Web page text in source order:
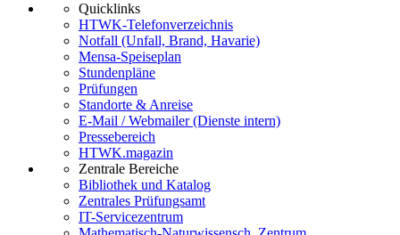
Quicklinks
HTWK-Telefonverzeichnis
Notfall (Unfall, Brand, Havarie)
Mensa-Speiseplan
Stundenpläne
Prüfungen
Standorte & Anreise
E-Mail / Webmailer (Dienste intern)
Pressebereich
HTWK.magazin
Zentrale Bereiche
Bibliothek und Katalog
Zentrales Prüfungsamt
IT-Servicezentrum